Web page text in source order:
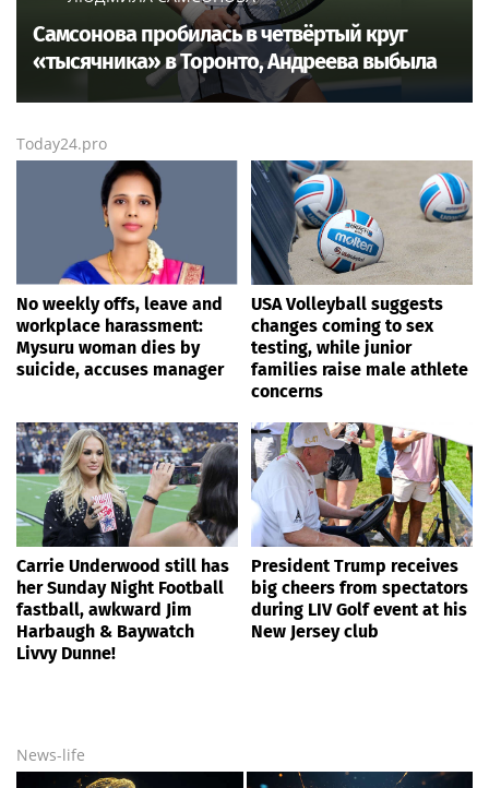
Самсонова пробилась в четвёртый круг
«тысячника» в Торонто, Андреева выбыла
Today24.pro
No weekly offs, leave and
workplace harassment:
Mysuru woman dies by
suicide, accuses manager
USA Volleyball suggests
changes coming to sex
testing, while junior
families raise male athlete
concerns
Carrie Underwood still has
her Sunday Night Football
fastball, awkward Jim
Harbaugh & Baywatch
Livvy Dunne!
President Trump receives
big cheers from spectators
during LIV Golf event at his
New Jersey club
News-life